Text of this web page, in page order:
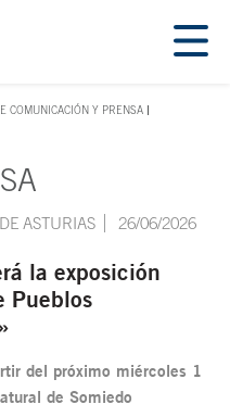
principal
COMUNICACIÓN Y PRENSA
ASTURIAS 26/06/2026
la exposición
Pueblos
del próximo miércoles 1
de Somiedo